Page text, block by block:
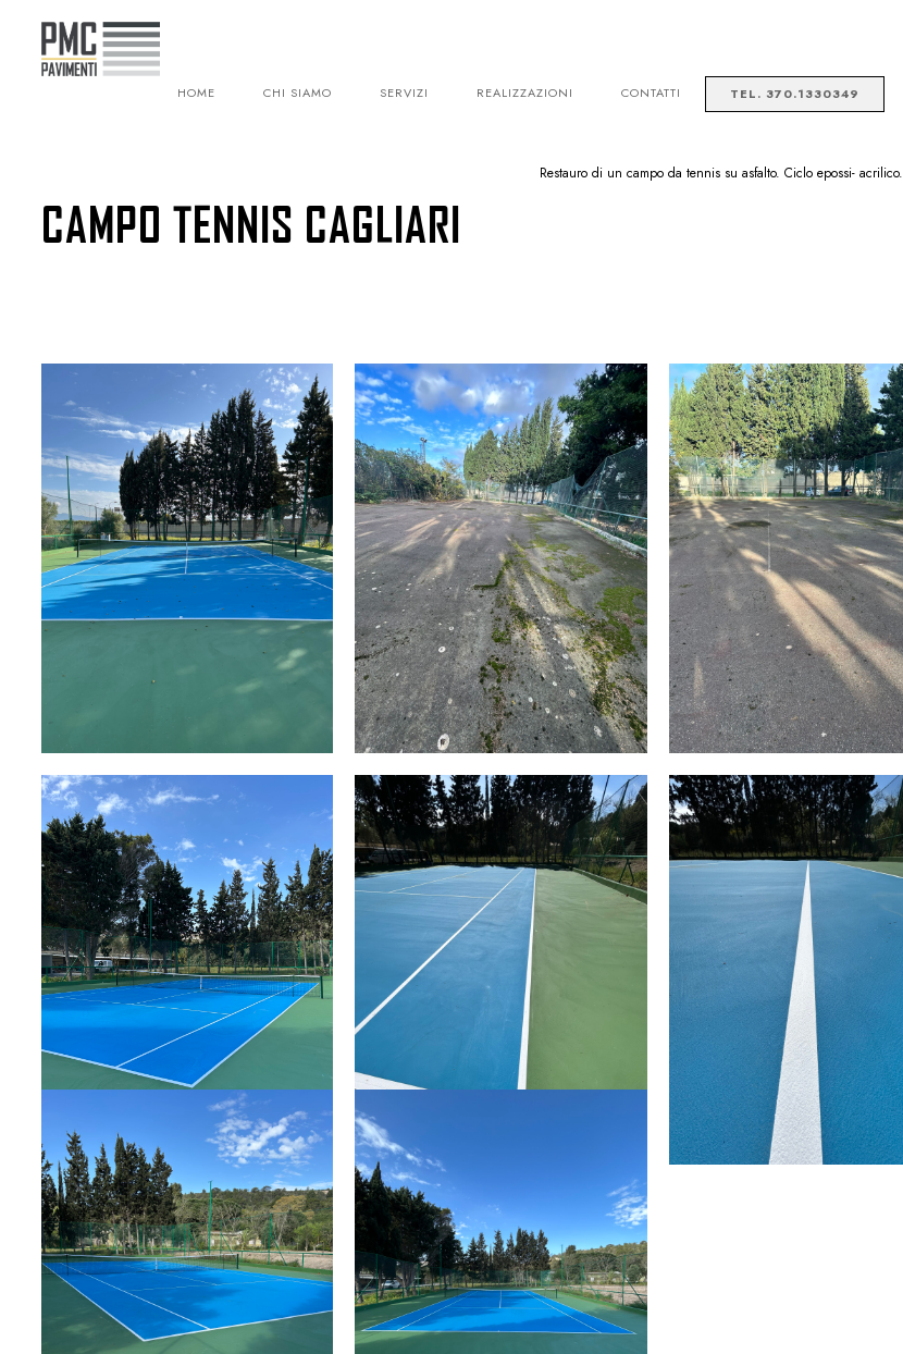
HOME CHI SIAMO SERVIZI REALIZZAZIONI CONTATTI TEL. 370.1330349
CAMPO TENNIS CAGLIARI
Restauro di un campo da tennis su asfalto. Ciclo epossi- acrilico.
04195010923